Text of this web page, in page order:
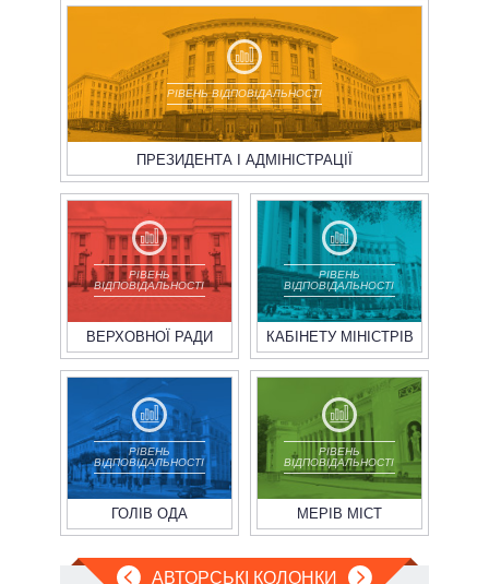
РІВЕНЬ ВІДПОВІДАЛЬНОСТІ
ПРЕЗИДЕНТА І АДМІНІСТРАЦІЇ
РІВЕНЬ
ВІДПОВІДАЛЬНОСТІ
ВЕРХОВНОЇ РАДИ
РІВЕНЬ
ВІДПОВІДАЛЬНОСТІ
КАБІНЕТУ МІНІСТРІВ
РІВЕНЬ
ВІДПОВІДАЛЬНОСТІ
ГОЛІВ ОДА
РІВЕНЬ
ВІДПОВІДАЛЬНОСТІ
МЕРІВ МІСТ
АВТОРСЬКІ КОЛОНКИ